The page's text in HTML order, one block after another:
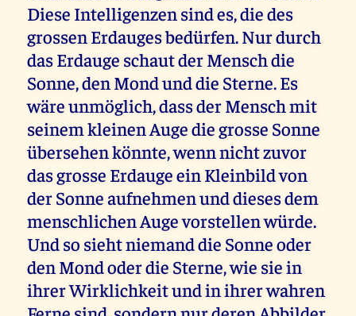
Diese Intelligenzen sind es, die des
grossen Erdauges bedürfen. Nur durch
das Erdauge schaut der Mensch die
Sonne, den Mond und die Sterne. Es
wäre unmöglich, dass der Mensch mit
seinem kleinen Auge die grosse Sonne
übersehen könnte, wenn nicht zuvor
das grosse Erdauge ein Kleinbild von
der Sonne aufnehmen und dieses dem
menschlichen Auge vorstellen würde.
Und so sieht niemand die Sonne oder
den Mond oder die Sterne, wie sie in
ihrer Wirklichkeit und in ihrer wahren